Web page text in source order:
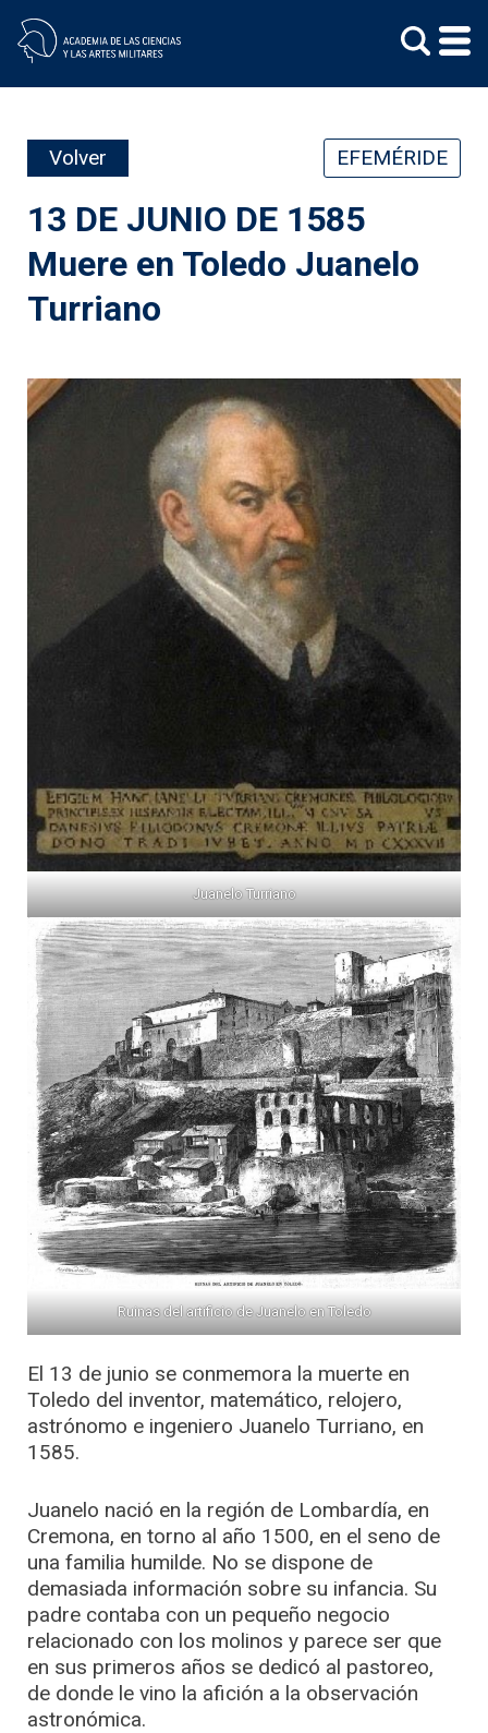
content
Volver EFEMÉRIDE
13 DE JUNIO DE 1585
Muere en Toledo Juanelo
Turriano
Juanelo Turriano
Ruinas del artificio de Juanelo en Toledo
El 13 de junio se conmemora la muerte en
Toledo del inventor, matemático, relojero,
astrónomo e ingeniero Juanelo Turriano, en
1585.
Juanelo nació en la región de Lombardía, en
Cremona, en torno al año 1500, en el seno de
una familia humilde. No se dispone de
demasiada información sobre su infancia. Su
padre contaba con un pequeño negocio
relacionado con los molinos y parece ser que
en sus primeros años se dedicó al pastoreo,
de donde le vino la afición a la observación
astronómica.